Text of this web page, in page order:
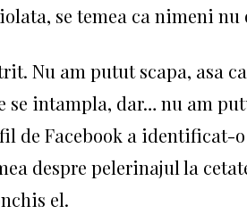
se temea ca nimeni nu
Nu am putut scapa, asa
intampla, dar… nu am
de Facebook a identificat-
despre pelerinajul la
el.